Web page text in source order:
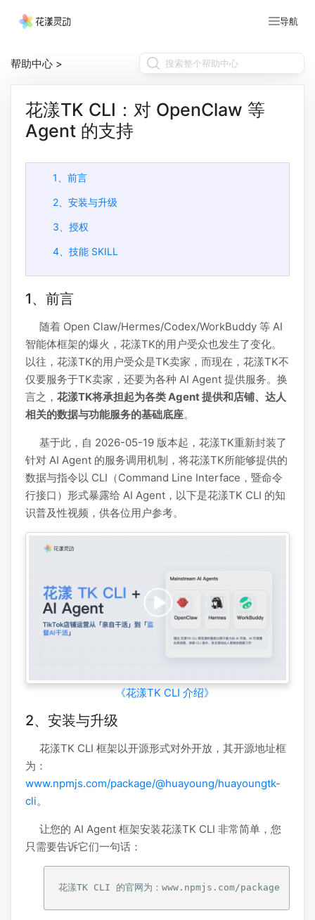
导航
帮助中心 >
花漾TK CLI：对 OpenClaw 等
Agent 的支持
1、前言
2、安装与升级
3、授权
4、技能 SKILL
1、前言
随着 Open Claw/Hermes/Codex/WorkBuddy 等 AI
智能体框架的爆火，花漾TK的用户受众也发生了变化。
以往，花漾TK的用户受众是TK卖家，而现在，花漾TK不
仅要服务于TK卖家，还要为各种 AI Agent 提供服务。换
言之， 花漾TK将承担起为各类 Agent 提供和店铺、达人
相关的数据与功能服务的基础底座。
基于此，自 2026-05-19 版本起，花漾TK重新封装了
针对 AI Agent 的服务调用机制，将花漾TK所能够提供的
数据与指令以 CLI（Command Line Interface，暨命令
行接口）形式暴露给 AI Agent，以下是花漾TK CLI 的知
识普及性视频，供各位用户参考。
《花漾TK CLI 介绍》
2、安装与升级
花漾TK CLI 框架以开源形式对外开放，其开源地址框
为：
www.npmjs.com/package/@huayoung/huayoungtk-
cli。
让您的 AI Agent 框架安装花漾TK CLI 非常简单，您
只需要告诉它们一句话：